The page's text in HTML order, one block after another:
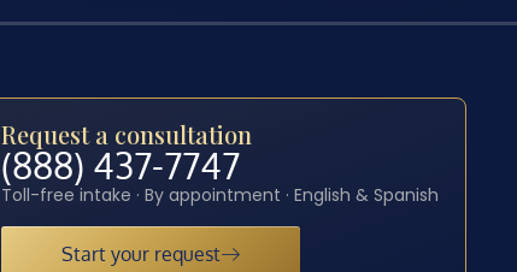
Request a consultation
(888) 437-7747
Toll-free intake · By appointment · English & Spanish
Start your request